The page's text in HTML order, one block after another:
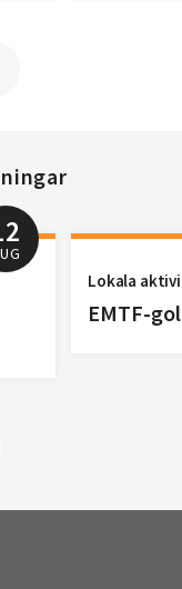
Lokala
EMTF-